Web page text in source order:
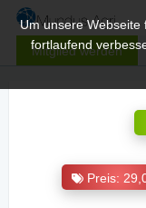
Mitglied werden
Um unsere Webseite
fortlaufend
Preis: